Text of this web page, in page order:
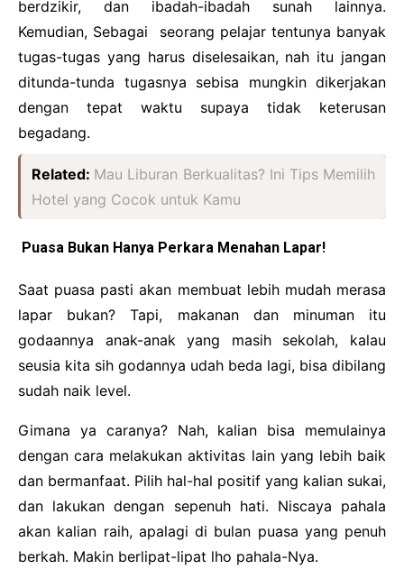
berdzikir, dan ibadah-ibadah sunah lainnya.
Kemudian, Sebagai seorang pelajar tentunya banyak
tugas-tugas yang harus diselesaikan, nah itu jangan
ditunda-tunda tugasnya sebisa mungkin dikerjakan
dengan tepat waktu supaya tidak keterusan
begadang.
Related: Mau Liburan Berkualitas? Ini Tips Memilih
Hotel yang Cocok untuk Kamu
Puasa Bukan Hanya Perkara Menahan Lapar!
Saat puasa pasti akan membuat lebih mudah merasa
lapar bukan? Tapi, makanan dan minuman itu
godaannya anak-anak yang masih sekolah, kalau
seusia kita sih godannya udah beda lagi, bisa dibilang
sudah naik level.
Gimana ya caranya? Nah, kalian bisa memulainya
dengan cara melakukan aktivitas lain yang lebih baik
dan bermanfaat. Pilih hal-hal positif yang kalian sukai,
dan lakukan dengan sepenuh hati. Niscaya pahala
akan kalian raih, apalagi di bulan puasa yang penuh
berkah. Makin berlipat-lipat lho pahala-Nya.